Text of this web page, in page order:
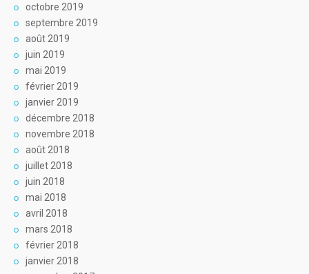
octobre 2019
septembre 2019
août 2019
juin 2019
mai 2019
février 2019
janvier 2019
décembre 2018
novembre 2018
août 2018
juillet 2018
juin 2018
mai 2018
avril 2018
mars 2018
février 2018
janvier 2018